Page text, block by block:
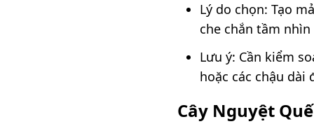
Lý do chọn: Tạo
che chắn tầm
Lưu ý: Cần kiểm
hoặc các chậu
Cây Nguyệt